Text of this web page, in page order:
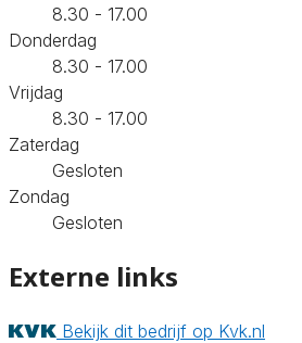
8.30 - 17.00
Donderdag
8.30 - 17.00
Vrijdag
8.30 - 17.00
Zaterdag
Gesloten
Zondag
Gesloten
Externe links
Bekijk dit bedrijf op Kvk.nl